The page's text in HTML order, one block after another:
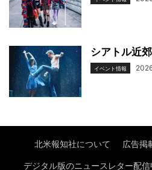
シアトル近
イベント情報
北米報知社について 広告掲
デジタル版のニュースレター配